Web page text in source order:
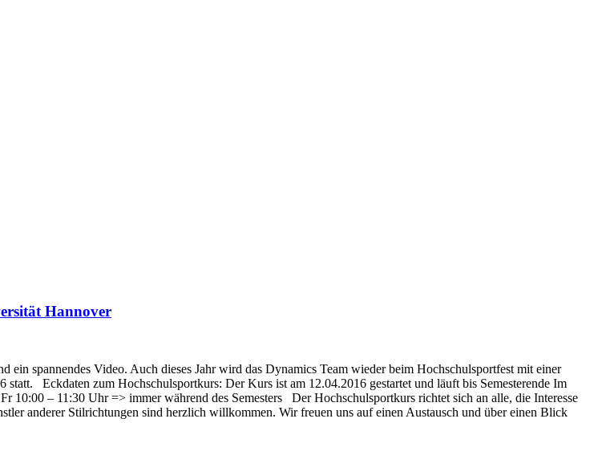
Hannover
spannendes Video. Auch dieses Jahr wird das Dynamics Team wieder beim Hochschulsportfest mit einer
Eckdaten zum Hochschulsportkurs: Der Kurs ist am 12.04.2016 gestartet und läuft bis Semesterende Im
– 11:30 Uhr => immer während des Semesters Der Hochschulsportkurs richtet sich an alle, die Interesse
anderer Stilrichtungen sind herzlich willkommen. Wir freuen uns auf einen Austausch und über einen Blick